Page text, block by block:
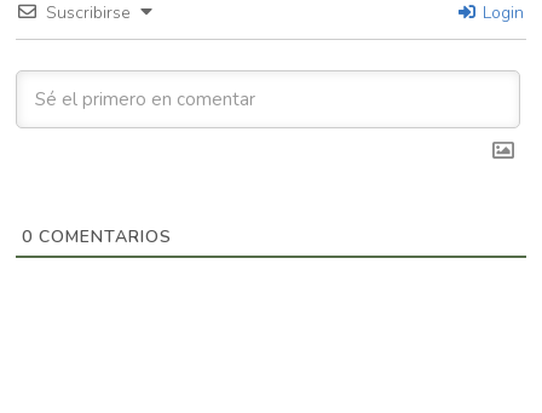
Suscribirse Login
0 COMENTARIOS